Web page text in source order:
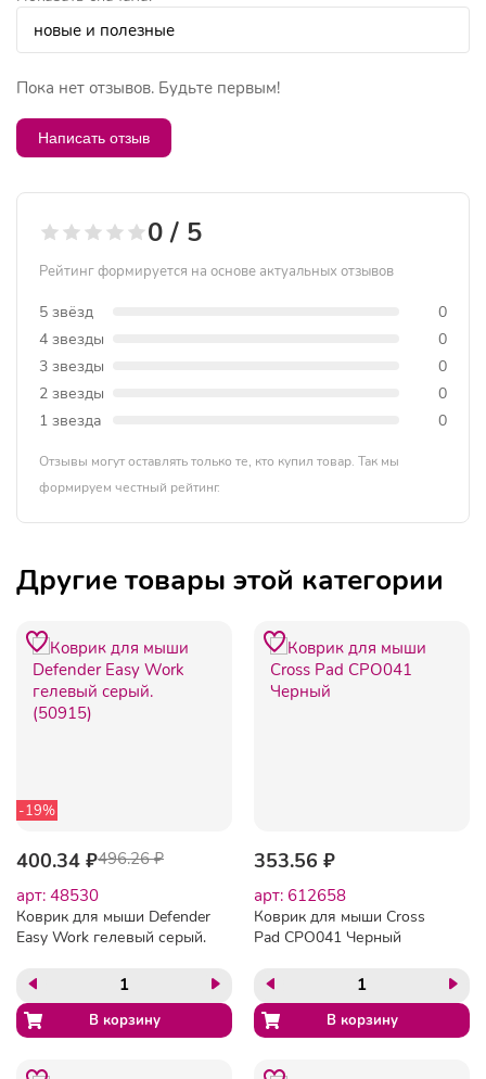
Пока нет отзывов. Будьте первым!
Написать отзыв
0 / 5
Рейтинг формируется на основе актуальных отзывов
5 звёзд
0
4 звезды
0
3 звезды
0
2 звезды
0
1 звезда
0
Отзывы могут оставлять только те, кто купил товар. Так мы
формируем честный рейтинг.
Другие товары этой категории
-19%
400.34 ₽496.26 ₽
арт: 48530
Коврик для мыши Defender
Easy Work гелевый серый.
353.56 ₽
арт: 612658
Коврик для мыши Cross
Pad CPO041 Черный